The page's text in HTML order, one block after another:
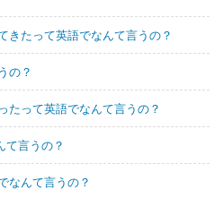
きたって英語でなんて言うの？
の？
たって英語でなんて言うの？
言うの？
なんて言うの？